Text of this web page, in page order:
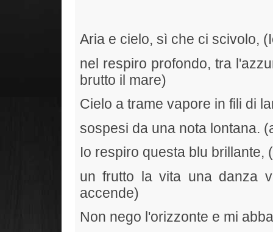
Aria e cielo, sì che ci scivolo,
nel respiro profondo, tra
brutto il mare)
Cielo a trame vapore in fili di
sospesi da una nota lontana.
Io respiro questa blu brillante,
un frutto la vita una danza
accende)
Non nego l'orizzonte e mi